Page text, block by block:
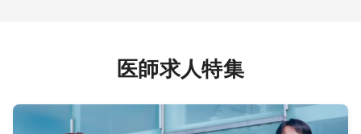
医師求人特集